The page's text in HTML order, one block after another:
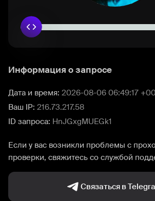
Информация о запросе
Дата и время: 2026-08-06 06:49:17
Ваш IP: 216.73.217.58
ID запроса: HnJGxgMUEGk1
Если у вас возникли проблемы с
проверки, свяжитесь со службой
Связаться в